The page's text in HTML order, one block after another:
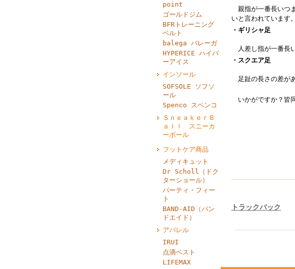
point
ゴールドジム
BFRトレーニング
ベルト
balega バレーガ
HYPERICE ハイパ
ーアイス
インソール
SOFSOLE ソフソ
ール
Spenco スペンコ
ＳｎｅａｋｅｒＢ
ａｌｌ スニーカ
ーボール
フットケア商品
メディキュット
Dr Scholl（ドク
ターショール）
パーティ・フィー
ト
BAND‐AID（バン
ドエイド）
アパレル
IRUI
点滴ベスト
LIFEMAX
親指が一番長いつ
いと言われています
・ギリシャ足
人差し指が一番長
・スクエア足
足趾の長さの差が
いかがですか？皆
トラックバック